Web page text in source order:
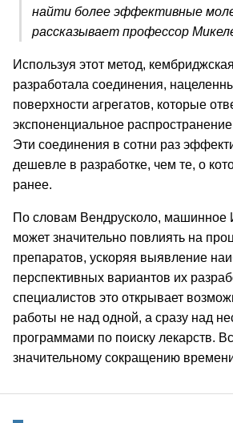
найти более эффективные
рассказывает профессор
Используя этот метод,
разработала соединения,
поверхности агрегатов, которые
экспоненциальное
Эти соединения в сотни раз
дешевле в разработке, чем те, о
ранее.
По словам Вендрусколо, машинное
может значительно повлиять на
препаратов, ускоряя выявление
перспективных вариантов их
специалистов это открывает
работы не над одной, а сразу над
программами по поиску лекарств.
значительному сокращению времени